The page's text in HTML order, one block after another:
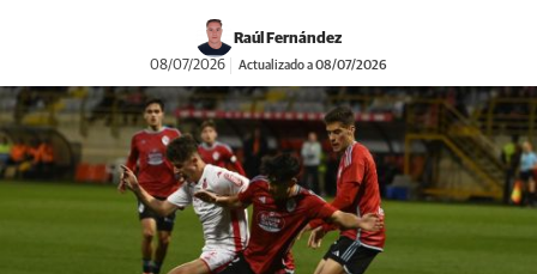
Raúl Fernández
08/07/2026 Actualizado a 08/07/2026